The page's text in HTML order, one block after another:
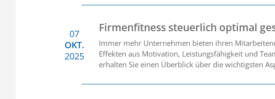
07
OKT.
2025
Firmenfitness steuerlich optimal
Immer mehr Unternehmen bieten ihren
Effekten aus Motivation, Leistungsfähigkeit und
erhalten Sie einen Überblick über die wichtigsten